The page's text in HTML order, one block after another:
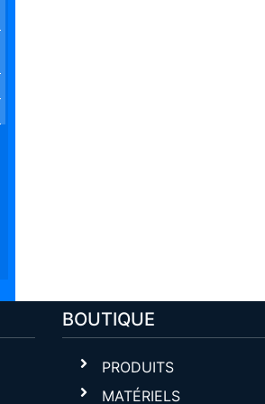
BOUTIQUE
PRODUITS
MATÉRIELS